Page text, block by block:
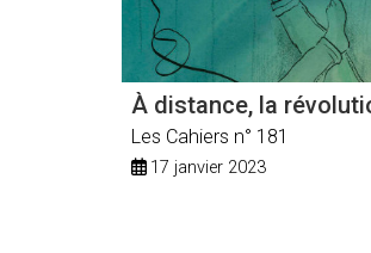
À distance, la
Les Cahiers n° 181
17 janvier 2023